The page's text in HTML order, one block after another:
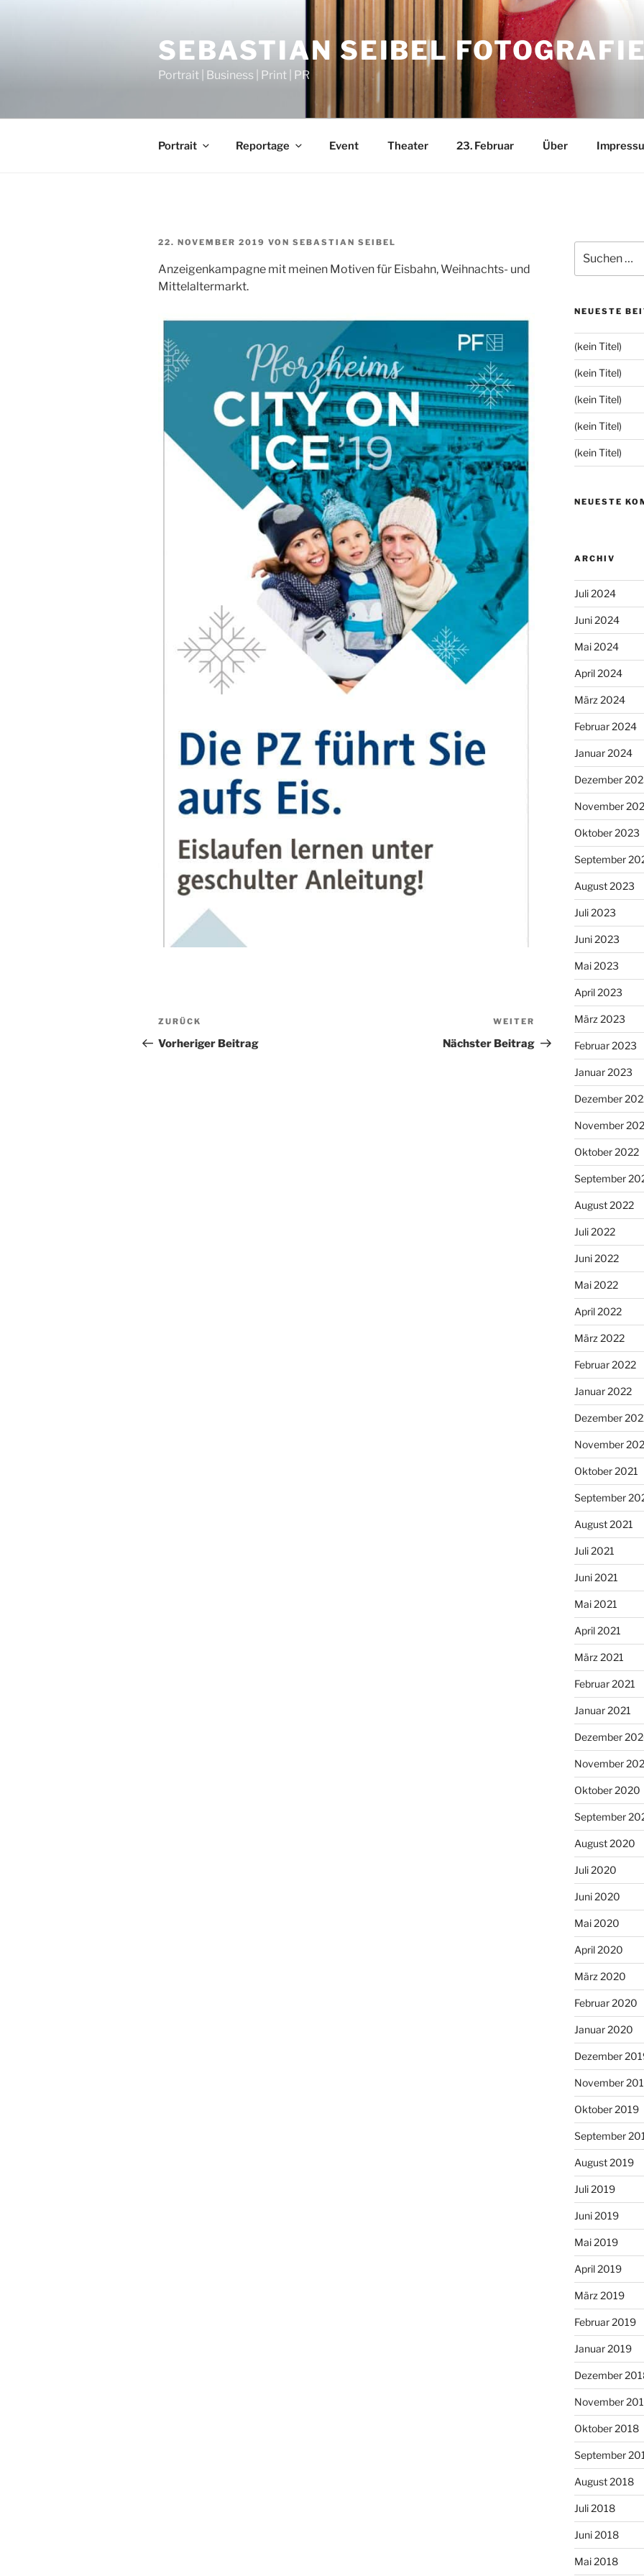
SEBASTIAN SEIBEL FOTOGRAFIE
Portrait | Business | Print | PR
Portrait Reportage Event Theater 23. Februar Über
VERÖFFENTLICHT
22. NOVEMBER 2019 VON SEBASTIAN SEIBEL
Anzeigenkampagne mit meinen Motiven für Eisbahn, Weihnachts- und
Mittelaltermarkt.
Beitragsnavigation
Vorheriger
Beitrag
ZURÜCK
Vorheriger Beitrag
Nächster
Beitrag
WEITER
Nächster Beitrag
nach:
NEUESTE
(kein Titel)
(kein Titel)
(kein Titel)
(kein Titel)
(kein Titel)
NEUESTE
ARCHIV
Juli 2024
Juni 2024
Mai 2024
April 2024
März 2024
Februar 2024
Januar 2024
Dezember
November
Oktober 2023
September
August 2023
Juli 2023
Juni 2023
Mai 2023
April 2023
März 2023
Februar 2023
Januar 2023
Dezember
November
Oktober 2022
September
August 2022
Juli 2022
Juni 2022
Mai 2022
April 2022
März 2022
Februar 2022
Januar 2022
Dezember
November
Oktober 2021
September
August 2021
Juli 2021
Juni 2021
Mai 2021
April 2021
März 2021
Februar 2021
Januar 2021
Dezember
November
Oktober 2020
September
August 2020
Juli 2020
Juni 2020
Mai 2020
April 2020
März 2020
Februar 2020
Januar 2020
Dezember
November
Oktober 2019
September
August 2019
Juli 2019
Juni 2019
Mai 2019
April 2019
März 2019
Februar 2019
Januar 2019
Dezember
November
Oktober 2018
September
August 2018
Juli 2018
Juni 2018
Mai 2018